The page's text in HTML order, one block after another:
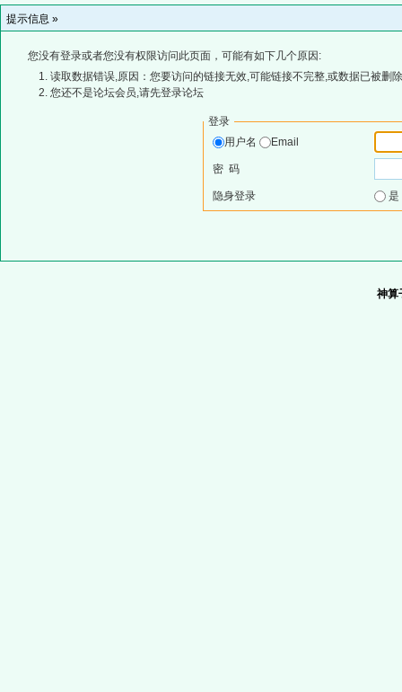
提示信息 »
您没有登录或者您没有权限访问此页面，可能有如下几个原因:
读取数据错误,原因：您要访问的链接无效,可能链接不完整,或数据已被删
您还不是论坛会员,请先登录论坛
登录
用户名
Email
密 码
隐身登录
神算